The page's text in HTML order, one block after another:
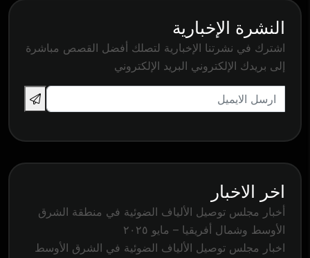
النشرة الإخبارية
اشترك في نشرتنا الإخبارية لتصلك أفضل القصص مباشرة
إلى بريدك الإلكتروني البريد الإلكتروني
اخر الاخبار
أخبار مجلس توصيل الألياف الضوئية في منطقة الشرق
الأوسط وشمال أفريقيا – مايو ٢٠٢٥
اخبار مجلس توصيل الألياف الضوئية في الشرق الأوسط